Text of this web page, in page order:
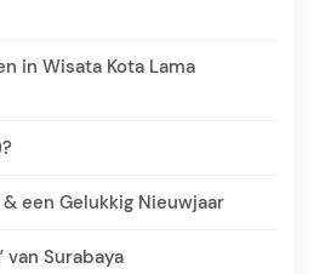
in Wisata Kota Lama
een Gelukkig Nieuwjaar
van Surabaya